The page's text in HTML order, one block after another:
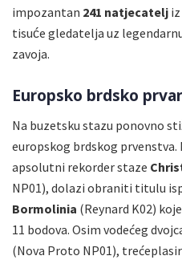
impozantan 241 natjecatelj
tisuće gledatelja uz
zavoja.
Europsko brdsko
Na buzetsku stazu ponovno
europskog brdskog
apsolutni rekorder staze
NP01), dolazi obraniti titulu
Bormolinia (Reynard K02)
11 bodova. Osim vodećeg
(Nova Proto NP01),